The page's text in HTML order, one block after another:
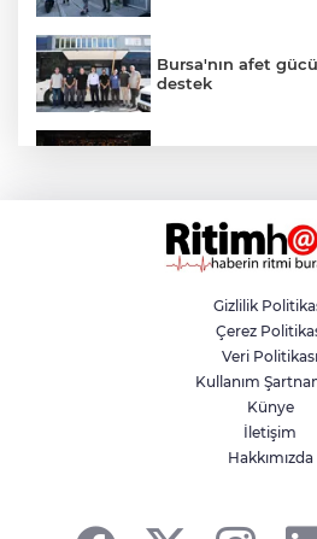
Bursa'nın afet
destek
Trafikte tartıştığı
saldırdı
Nilüfer'e 13 bin
Osmangazi
olmayı sürdürüyor
Gizlilik
Çerez
Veri Politikası
Kullanım
Künye
İletişim
Hakkımızda